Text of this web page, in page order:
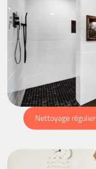
Nettoyage régulier